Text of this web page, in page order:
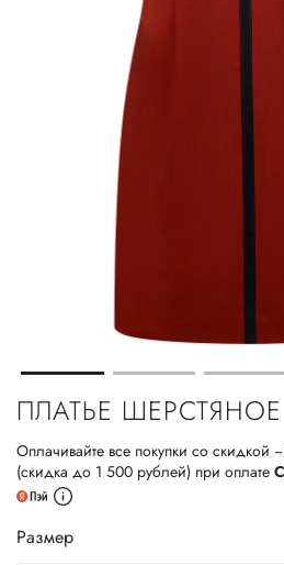
ПЛАТЬЕ ШЕРСТЯНОЕ
Оплачивайте все покупки со скидкой
(скидка до 1 500 рублей) при оплате
Размер